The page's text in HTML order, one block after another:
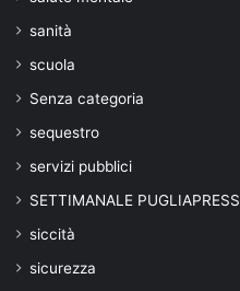
sanità
scuola
Senza categoria
sequestro
servizi pubblici
SETTIMANALE PUGLIAPRESS
siccità
sicurezza